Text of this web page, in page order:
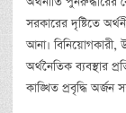
সরকারের দৃষ্টিতে
আনা। বিনিয়োগকারী,
অর্থনৈতিক ব্যবস্থার
কাঙ্খিত প্রবৃদ্ধি অর্জন